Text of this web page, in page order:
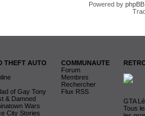
Powered by phpBB
THEFT AUTO
of Gay Tony
& Damned
Wars
City Stories
COMMUNAUTE
Forum
Membres
Rechercher
Flux RSS
GTA
Tous